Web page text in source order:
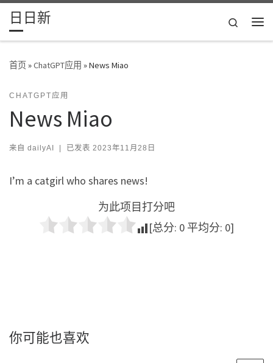
Skip to content
日日新
Search
首页»ChatGPT应用 »News Miao
CHATGPT应用
News Miao
来自 dailyAI | 已发表 2023年11月28日
I’m a catgirl who shares news!
为此项目打分吧
[总分: 0 平均分: 0]
你可能也喜欢